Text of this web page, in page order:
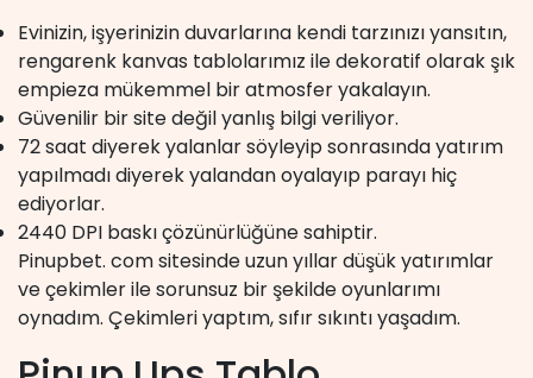
Evinizin, işyerinizin duvarlarına kendi tarzınızı yansıtın,
rengarenk kanvas tablolarımız ile dekoratif olarak şık
empieza mükemmel bir atmosfer yakalayın.
Güvenilir bir site değil yanlış bilgi veriliyor.
72 saat diyerek yalanlar söyleyip sonrasında yatırım
yapılmadı diyerek yalandan oyalayıp parayı hiç
ediyorlar.
2440 DPI baskı çözünürlüğüne sahiptir.
Pinupbet. com sitesinde uzun yıllar düşük yatırımlar
ve çekimler ile sorunsuz bir şekilde oyunlarımı
oynadım. Çekimleri yaptım, sıfır sıkıntı yaşadım.